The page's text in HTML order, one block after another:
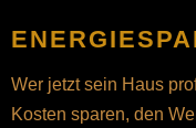
Wer jetzt sein Haus
Kosten sparen, den